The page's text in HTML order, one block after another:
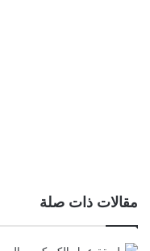
مقالات ذات صلة